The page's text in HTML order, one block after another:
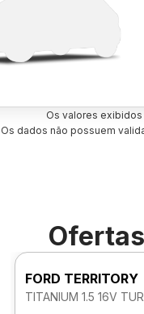
Os valores
Os dados não possuem
FORD TERRITORY